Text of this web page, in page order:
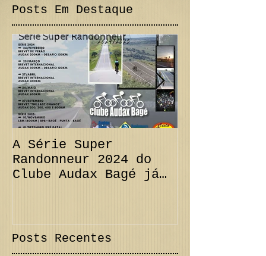
Posts Em Destaque
A Série Super
Randonneur 2024 do
Clube Audax Bagé já
Posts Recentes